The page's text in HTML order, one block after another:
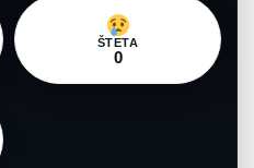
ŠTETA
0